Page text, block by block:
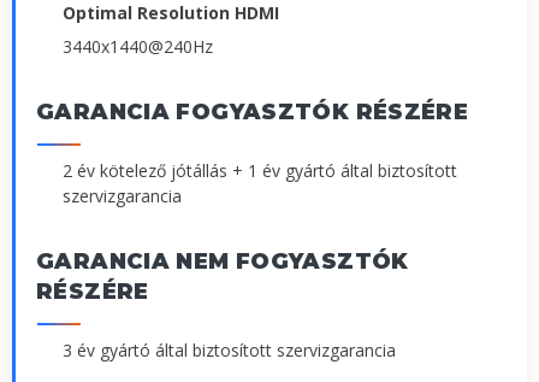
Optimal Resolution HDMI
3440x1440@240Hz
GARANCIA FOGYASZTÓK RÉSZÉRE
2 év kötelező jótállás + 1 év gyártó által biztosított
szervizgarancia
GARANCIA NEM FOGYASZTÓK
RÉSZÉRE
3 év gyártó által biztosított szervizgarancia